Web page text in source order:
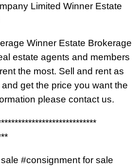
Limited Winner Estate
Winner Estate Brokerage
estate agents and members
the most. Sell and rent as
get the price you want the
please contact us.
#consignment for sale